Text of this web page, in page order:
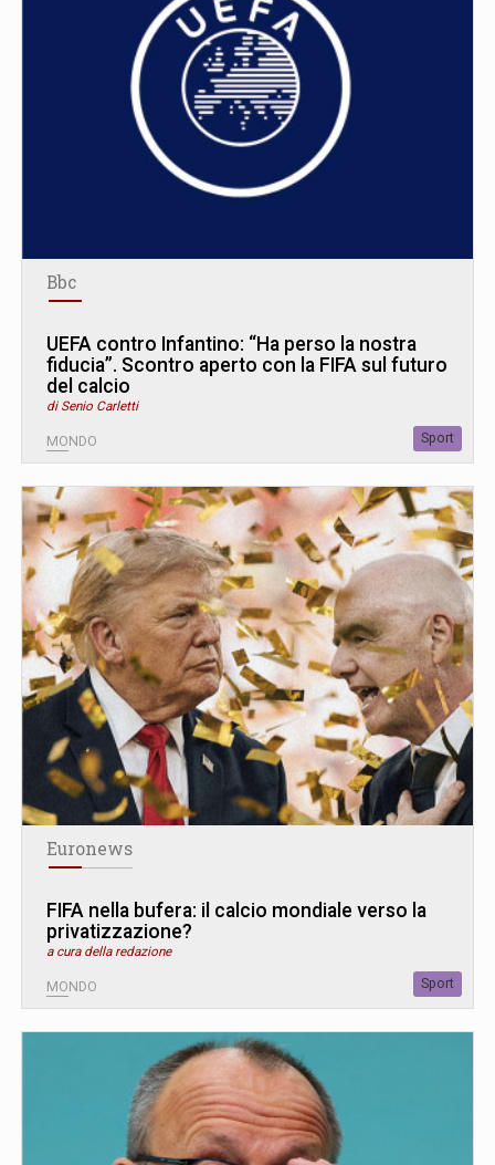
Bbc
UEFA contro Infantino: “Ha perso la nostra
fiducia”. Scontro aperto con la FIFA sul futuro
del calcio
di Senio Carletti
MONDO Sport
Euronews
FIFA nella bufera: il calcio mondiale verso la
privatizzazione?
a cura della redazione
MONDO Sport